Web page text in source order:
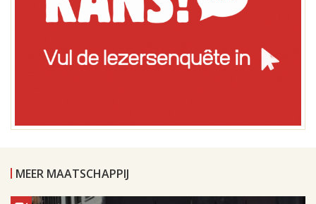
MEER MAATSCHAPPIJ